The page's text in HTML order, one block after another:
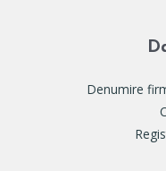
Denumire